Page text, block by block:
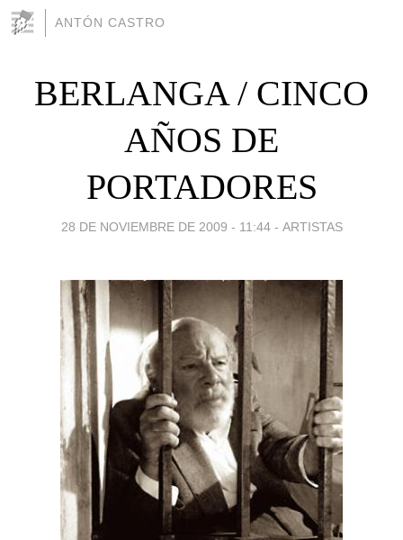
ANTÓN CASTRO
BERLANGA / CINCO
AÑOS DE
PORTADORES
28 DE NOVIEMBRE DE 2009 - 11:44 - ARTISTAS